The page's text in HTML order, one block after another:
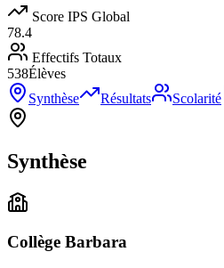
Score IPS Global
78.4
Effectifs Totaux
538Élèves
Synthèse
Résultats Scolarité
Synthèse
Collège Barbara